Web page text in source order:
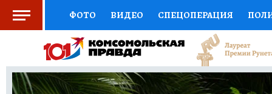
ФОТО ВИДЕО СПЕЦОПЕРАЦИЯ
СОЦПОДДЕРЖКА НАУКА СПОРТ
ВЫБОР ЭКСПЕРТОВ ДОКТОР